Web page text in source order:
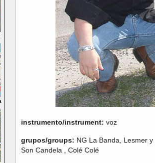
instrumento/instrument: voz
grupos/groups: NG La Banda, Lesmer
Son Candela , Colé Colé